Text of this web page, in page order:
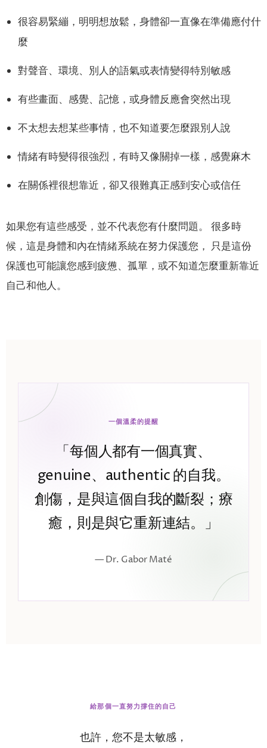
很容易緊繃，明明想放鬆，身體卻一直像在準備應付什
麼
對聲音、環境、別人的語氣或表情變得特別敏感
有些畫面、感覺、記憶，或身體反應會突然出現
不太想去想某些事情，也不知道要怎麼跟別人說
情緒有時變得很強烈，有時又像關掉一樣，感覺麻木
在關係裡很想靠近，卻又很難真正感到安心或信任
如果您有這些感受，並不代表您有什麼問題。 很多時
候，這是身體和內在情緒系統在努力保護您， 只是這份
保護也可能讓您感到疲憊、孤單，或不知道怎麼重新靠近
自己和他人。
一個溫柔的提醒
「每個人都有一個真實、
genuine、authentic 的自我。
創傷，是與這個自我的斷裂；療
癒，則是與它重新連結。」
— Dr. Gabor Maté
給那個一直努力撐住的自己
也許，您不是太敏感，